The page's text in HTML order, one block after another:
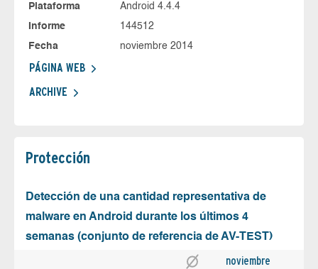
Plataforma
Android 4.4.4
Informe
144512
Fecha
noviembre 2014
PÁGINA WEB
ARCHIVE
Protección
Detección de una cantidad representativa de
malware en Android durante los últimos 4
semanas (conjunto de referencia de AV-TEST)
noviembre